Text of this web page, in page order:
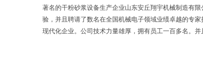
著名的干粉砂浆设备生产企业山东安丘翔宇机械制造有
验，并且聘请了数名在全国机械电子领域业绩卓越的专
现代化企业。公司技术力量雄厚，拥有员工一百多名。